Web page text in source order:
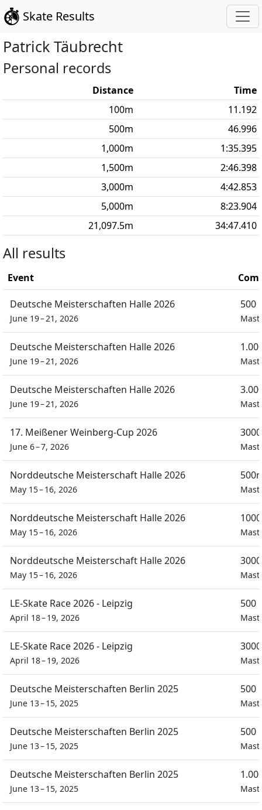
Skate Results
Patrick Täubrecht
Personal records
Distance
Time
100m
11.192
500m
46.996
1,000m
1:35.395
1,500m
2:46.398
3,000m
4:42.853
5,000m
8:23.904
21,097.5m 34:47.410
All results
Event
Deutsche Meisterschaften Halle 2026
June 19 – 21, 2026
500
Deutsche Meisterschaften Halle 2026
June 19 – 21, 2026
Deutsche Meisterschaften Halle 2026
June 19 – 21, 2026
17. Meißener Weinberg-Cup 2026
June 6 – 7, 2026
Norddeutsche Meisterschaft Halle 2026
May 15 – 16, 2026
Norddeutsche Meisterschaft Halle 2026
May 15 – 16, 2026
Norddeutsche Meisterschaft Halle 2026
May 15 – 16, 2026
LE-Skate Race 2026 - Leipzig
April 18 – 19, 2026
500
LE-Skate Race 2026 - Leipzig
April 18 – 19, 2026
Deutsche Meisterschaften Berlin 2025
June 13 – 15, 2025
500
Deutsche Meisterschaften Berlin 2025
June 13 – 15, 2025
500
Deutsche Meisterschaften Berlin 2025
June 13 – 15, 2025